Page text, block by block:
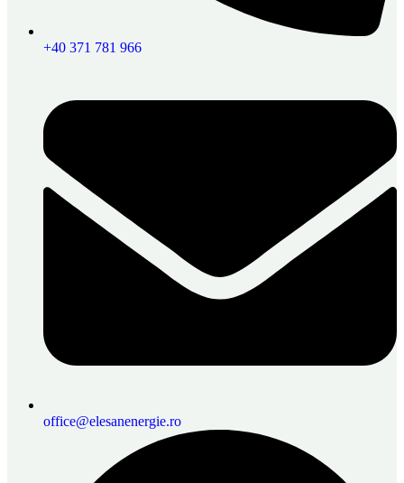
+40 371 781 966
office@elesanenergie.ro